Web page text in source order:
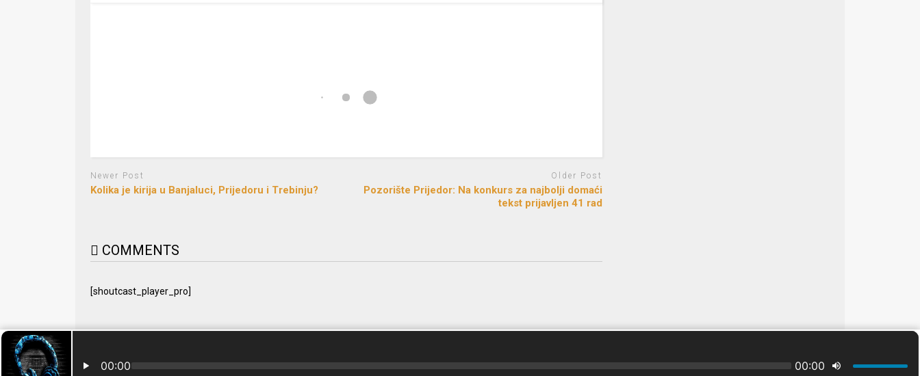
Newer Post
Kolika je kirija u Banjaluci, Prijedoru i Trebinju?
Older Post
Pozorište Prijedor: Na konkurs za najbolji domaći
tekst prijavljen 41 rad
COMMENTS
[shoutcast_player_pro]